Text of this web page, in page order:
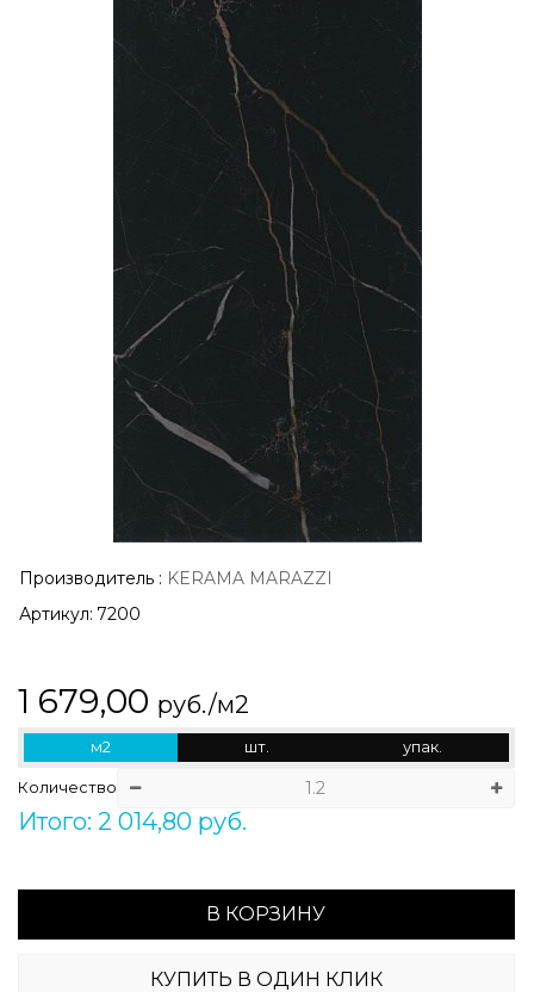
Производитель : KERAMA MARAZZI
Артикул: 7200
1 679,00 руб./м2
м2 шт. упак.
Количество
Итого: 2 014,80 руб.
В КОРЗИНУ
КУПИТЬ В ОДИН КЛИК